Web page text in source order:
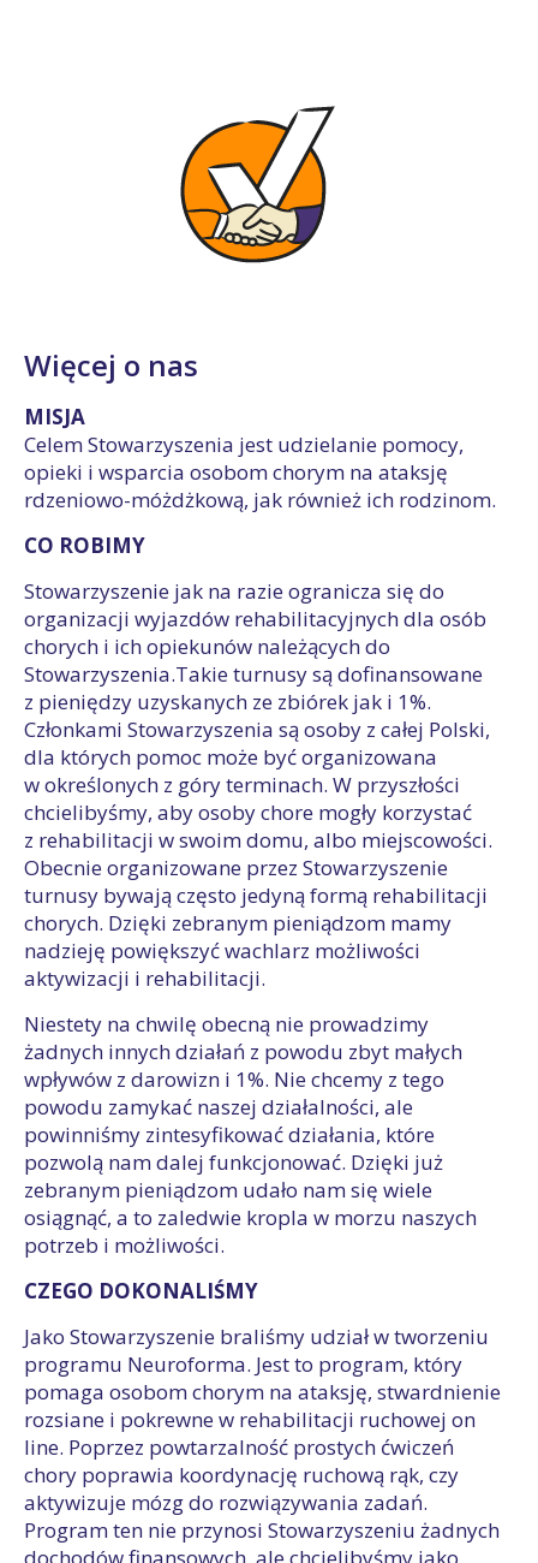
Więcej o nas
MISJA
Celem Stowarzyszenia jest udzielanie pomocy,
opieki i wsparcia osobom chorym na ataksję
rdzeniowo-móżdżkową, jak również ich rodzinom.
CO ROBIMY
Stowarzyszenie jak na razie ogranicza się do
organizacji wyjazdów rehabilitacyjnych dla osób
chorych i ich opiekunów należących do
Stowarzyszenia.Takie turnusy są dofinansowane
z pieniędzy uzyskanych ze zbiórek jak i 1%.
Członkami Stowarzyszenia są osoby z całej Polski,
dla których pomoc może być organizowana
w określonych z góry terminach. W przyszłości
chcielibyśmy, aby osoby chore mogły korzystać
z rehabilitacji w swoim domu, albo miejscowości.
Obecnie organizowane przez Stowarzyszenie
turnusy bywają często jedyną formą rehabilitacji
chorych. Dzięki zebranym pieniądzom mamy
nadzieję powiększyć wachlarz możliwości
aktywizacji i rehabilitacji.
Niestety na chwilę obecną nie prowadzimy
żadnych innych działań z powodu zbyt małych
wpływów z darowizn i 1%. Nie chcemy z tego
powodu zamykać naszej działalności, ale
powinniśmy zintesyfikować działania, które
pozwolą nam dalej funkcjonować. Dzięki już
zebranym pieniądzom udało nam się wiele
osiągnąć, a to zaledwie kropla w morzu naszych
potrzeb i możliwości.
CZEGO DOKONALIŚMY
Jako Stowarzyszenie braliśmy udział w tworzeniu
programu Neuroforma. Jest to program, który
pomaga osobom chorym na ataksję, stwardnienie
rozsiane i pokrewne w rehabilitacji ruchowej on
line. Poprzez powtarzalność prostych ćwiczeń
chory poprawia koordynację ruchową rąk, czy
aktywizuje mózg do rozwiązywania zadań.
Program ten nie przynosi Stowarzyszeniu żadnych